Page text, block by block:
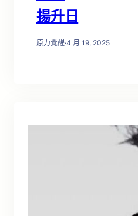
揚升日
原力覺醒·4 月 19, 2025